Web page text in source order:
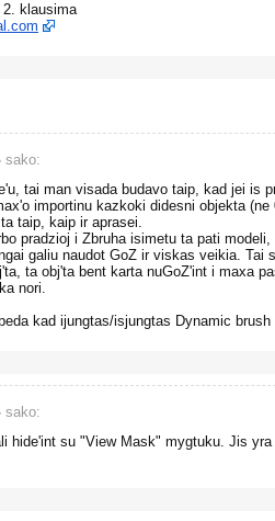
klausima
sako:
tai man visada budavo taip, kad jei is
importinu kazkoki didesni objekta
taip, kaip ir aprasei.
pradzioj i Zbruha isimetu ta pati
galiu naudot GoZ ir viskas veikia. Tai
ta obj'ta bent karta nuGoZ'int i maxa
nori.
kad ijungtas/isjungtas Dynamic
sako:
hide'int su "View Mask" mygtuku. Jis